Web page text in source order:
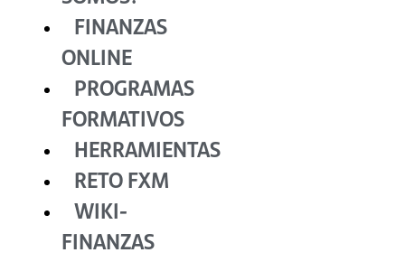
FINANZAS
ONLINE
PROGRAMAS
FORMATIVOS
HERRAMIENTAS
RETO FXM
WIKI-
FINANZAS